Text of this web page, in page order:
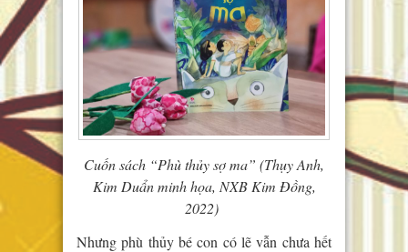
Cuốn sách “Phù thủy sợ ma” (Thụy Anh,
Kim Duẩn minh họa, NXB Kim Đồng,
2022)
Nhưng phù thủy bé con có lẽ vẫn chưa hết